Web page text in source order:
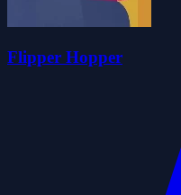
Flipper Hopper